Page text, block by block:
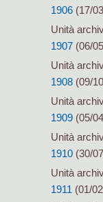
1906 (17/
Unità
1907 (06/
Unità
1908 (09/
Unità
1909 (05/
Unità
1910 (30/
Unità
1911 (01/